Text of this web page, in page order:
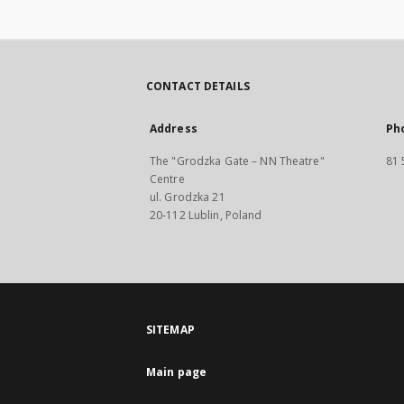
CONTACT DETAILS
Address
The "Grodzka Gate – NN Theatre"
Centre
ul. Grodzka 21
20-112 Lublin, Poland
81
SITEMAP
Main page